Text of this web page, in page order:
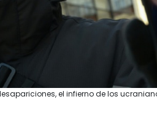
el infierno de los